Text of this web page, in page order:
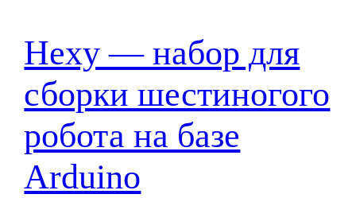
Hexy — набор для
сборки шестиногого
робота на базе
Arduino